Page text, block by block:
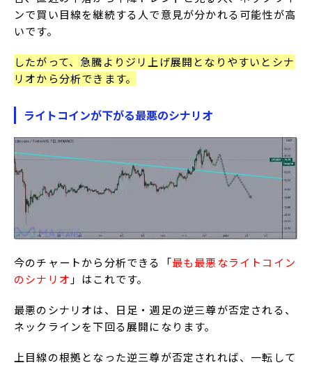
ンで買い目線を継続する人で意見が分かれる可能性が高
いです。
したがって、急騰よりジリ上げ展開となりやすいとシナ
リオから分析できます。
ライトコインが下がる最悪のシナリオ
今のチャートから分析できる「最も最悪なライトコイン
のシナリオ 」はこれです。
最悪のシナリオは、日足・週足の逆三尊が否定される、
ネックラインを下回る展開になります。
上目線の根拠となった逆三尊が否定されれば、一転して